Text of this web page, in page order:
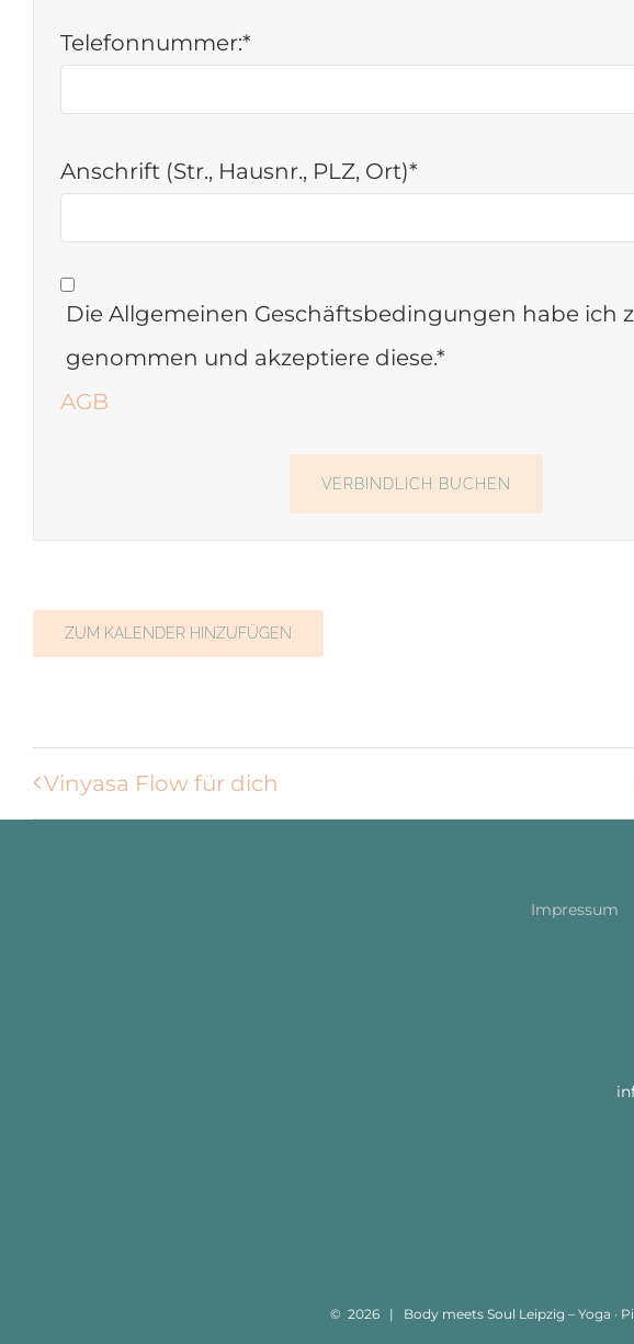
Telefonnummer:*
Anschrift (Str., Hausnr., PLZ, Ort)*
Die Allgemeinen Geschäftsbedingungen habe ich
genommen und akzeptiere diese.*
AGB
ZUM KALENDER HINZUFÜGEN
Vinyasa Flow für dich
Impressum
© 2026 | Body meets Soul Leipzig – Yoga ·